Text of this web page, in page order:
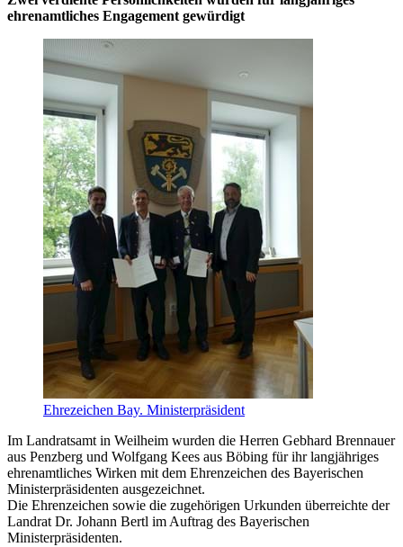
ehrenamtliches Engagement gewürdigt
Ehrezeichen Bay. Ministerpräsident
Im Landratsamt in Weilheim wurden die Herren Gebhard Brennauer
aus Penzberg und Wolfgang Kees aus Böbing für ihr langjähriges
ehrenamtliches Wirken mit dem Ehrenzeichen des Bayerischen
Ministerpräsidenten ausgezeichnet.
Die Ehrenzeichen sowie die zugehörigen Urkunden überreichte der
Landrat Dr. Johann Bertl im Auftrag des Bayerischen
Ministerpräsidenten.